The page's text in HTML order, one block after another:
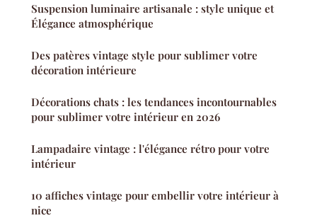
Suspension luminaire artisanale : style unique et
Élégance atmosphérique
Des patères vintage style pour sublimer votre
décoration intérieure
Décorations chats : les tendances incontournables
pour sublimer votre intérieur en 2026
Lampadaire vintage : l'élégance rétro pour votre
intérieur
10 affiches vintage pour embellir votre intérieur à
nice